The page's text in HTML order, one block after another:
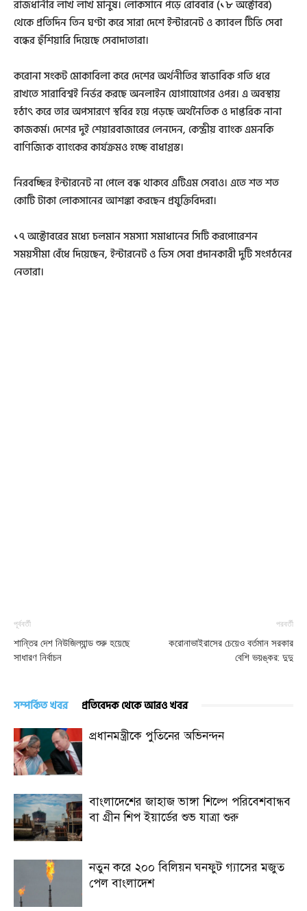
রাজধানীর লাখ লাখ মানুষ। লোকসানে পড়ে রোববার (১৮ অক্টোবর)
থেকে প্রতিদিন তিন ঘণ্টা করে সারা দেশে ইন্টারনেট ও ক্যাবল টিভি সেবা
বন্ধের হুঁশিয়ারি দিয়েছে সেবাদাতারা।
করোনা সংকট মোকাবিলা করে দেশের অর্থনীতির স্বাভাবিক গতি ধরে
রাখতে সারাবিশ্বই নির্ভর করছে অনলাইন যোগাযোগের ওপর। এ অবস্থায়
হঠাৎ করে তার অপসারণে স্থবির হয়ে পড়ছে অর্থনৈতিক ও দাপ্তরিক নানা
কাজকর্ম। দেশের দুই শেয়ারবাজারের লেনদেন, কেন্দ্রীয় ব্যাংক এমনকি
বাণিজ্যিক ব্যাংকের কার্যক্রমও হচ্ছে বাধাগ্রস্ত।
নিরবচ্ছিন্ন ইন্টারনেট না পেলে বন্ধ থাকবে এটিএম সেবাও। এতে শত শত
কোটি টাকা লোকসানের আশঙ্কা করছেন প্রযুক্তিবিদরা।
১৭ অক্টোবরের মধ্যে চলমান সমস্যা সমাধানের সিটি করপোরেশন
সময়সীমা বেঁধে দিয়েছেন, ইন্টারনেট ও ডিস সেবা প্রদানকারী দুটি সংগঠনের
নেতারা।
পূর্ববর্তী
শান্তির দেশ নিউজিল্যান্ড শুরু হয়েছে
সাধারণ নির্বাচন
পরবর্তী
করোনাভাইরাসের চেয়েও বর্তমান সরকার
বেশি ভয়ঙ্কর: দুদু
সম্পর্কিত খবর প্রতিবেদক থেকে আরও খবর
প্রধানমন্ত্রীকে পুতিনের অভিনন্দন
বাংলাদেশের জাহাজ ভাঙ্গা শিল্পে পরিবেশবান্ধব
বা গ্রীন শিপ ইয়ার্ডের শুভ যাত্রা শুরু
নতুন করে ২০০ বিলিয়ন ঘনফুট গ্যাসের মজুত
পেল বাংলাদেশ